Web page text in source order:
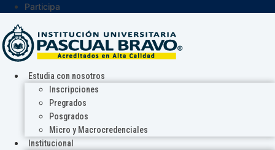
Participa
Estudia con nosotros
Inscripciones
Pregrados
Posgrados
Micro y Macrocredenciales
Institucional